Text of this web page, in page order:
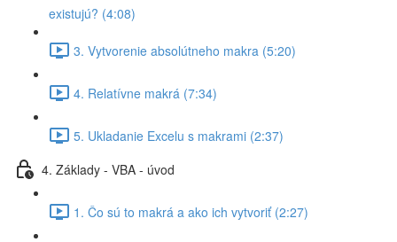
existujú? (4:08)
3. Vytvorenie absolútneho makra (5:20)
4. Relatívne makrá (7:34)
5. Ukladanie Excelu s makrami (2:37)
4. Základy - VBA - úvod
1. Čo sú to makrá a ako ich vytvoriť (2:27)